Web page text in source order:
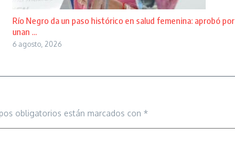
Río Negro da un paso histórico en salud femenina: aprobó por
unan ...
6 agosto, 2026
obligatorios están marcados con *